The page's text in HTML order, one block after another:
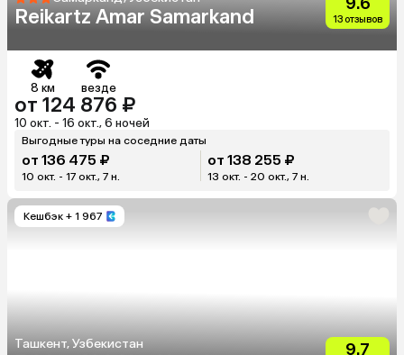
Reikartz Amar Samarkand 13 отзывов
8 км везде
от 124 876 ₽
10 окт. - 16 окт., 6 ночей
Выгодные туры на соседние даты
от 136 475 ₽
10 окт. - 17 окт., 7 н.
от 138 255 ₽
13 окт. - 20 окт., 7 н.
Кешбэк + 1 967
Ташкент, Узбекистан 9.7